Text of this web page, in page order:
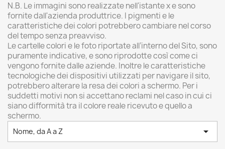
N.B. Le immagini sono realizzate nell'istante x e sono
fornite dall'azienda produttrice. I pigmenti e le
caratteristiche dei colori potrebbero cambiare nel corso
del tempo senza preavviso.
Le cartelle colori e le foto riportate all’interno del Sito, sono
puramente indicative, e sono riprodotte così come ci
vengono fornite dalle aziende. Inoltre le caratteristiche
tecnologiche dei dispositivi utilizzati per navigare il sito,
potrebbero alterare la resa dei colori a schermo. Per i
suddetti motivi non si accettano reclami nel caso in cui ci
siano difformità tra il colore reale ricevuto e quello a
schermo.
Nome, da A a Z 